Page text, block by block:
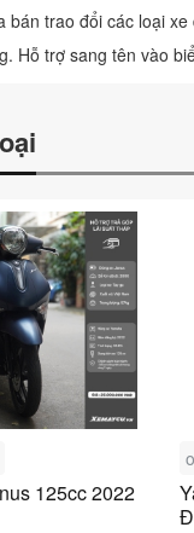
bán trao đổi các loại
Hỗ trợ sang tên vào
125cc 2022